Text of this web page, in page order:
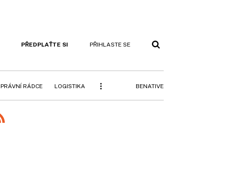
PŘEDPLAŤTE SI PŘIHLASTE SE
PRÁVNÍ RÁDCE LOGISTIKA BENATIVE